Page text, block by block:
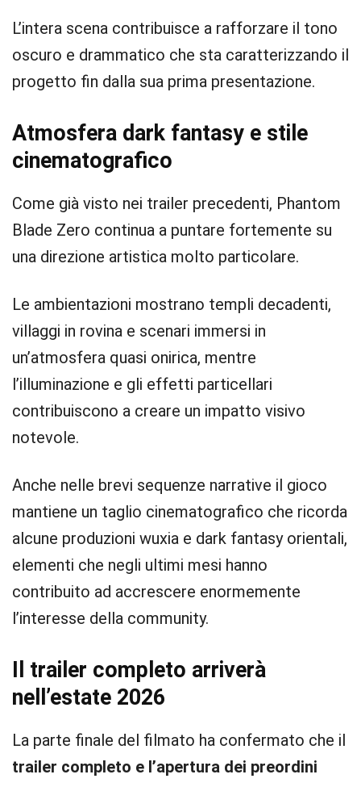
L’intera scena contribuisce a rafforzare il tono
oscuro e drammatico che sta caratterizzando il
progetto fin dalla sua prima presentazione.
Atmosfera dark fantasy e stile
cinematografico
Come già visto nei trailer precedenti, Phantom
Blade Zero continua a puntare fortemente su
una direzione artistica molto particolare.
Le ambientazioni mostrano templi decadenti,
villaggi in rovina e scenari immersi in
un’atmosfera quasi onirica, mentre
l’illuminazione e gli effetti particellari
contribuiscono a creare un impatto visivo
notevole.
Anche nelle brevi sequenze narrative il gioco
mantiene un taglio cinematografico che ricorda
alcune produzioni wuxia e dark fantasy orientali,
elementi che negli ultimi mesi hanno
contribuito ad accrescere enormemente
l’interesse della community.
Il trailer completo arriverà
nell’estate 2026
La parte finale del filmato ha confermato che il
trailer completo e l’apertura dei preordini